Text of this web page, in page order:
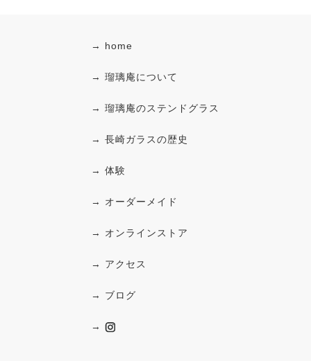
→ home
→ 瑠璃庵について
→ 瑠璃庵のステンドグラス
→ 長崎ガラスの歴史
→ 体験
→ オーダーメイド
→ オンラインストア
→ アクセス
→ ブログ
→